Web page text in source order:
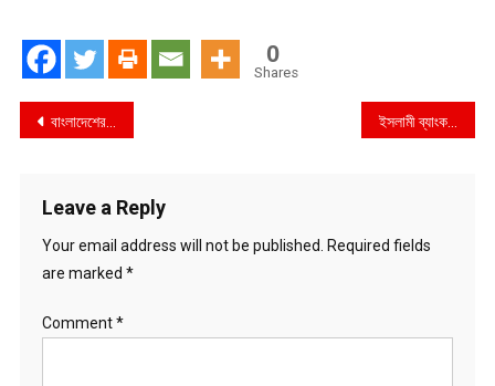
0
Shares
Post
বাংলাদেশের ইতিহাসে এতো উন্নয়ন কল্পনা করা যায়নি–মৎস্য ও প্রাণিসম্পদমন্ত্রী শ ম রেজাউল করিম ইসলামী ব্যাংক নিয়ে আতঙ্ক সৃষ্টিকারী ৪ জন গ্রেফতার, ব্যাংক কর্মকর্তারাই মানুষের মধ্যে আতঙ্ক ছড়াচ্ছে
Leave a Reply
Your email address will not be published. Required fields
are marked *
Comment*